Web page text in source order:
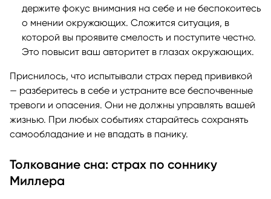
держите фокус внимания на себе и не беспокоитесь
о мнении окружающих. Сложится ситуация, в
которой вы проявите смелость и поступите честно.
Это повысит ваш авторитет в глазах окружающих.
Приснилось, что испытывали страх перед прививкой
— разберитесь в себе и устраните все беспочвенные
тревоги и опасения. Они не должны управлять вашей
жизнью. При любых событиях старайтесь сохранять
самообладание и не впадать в панику.
Толкование сна: страх по соннику
Миллера